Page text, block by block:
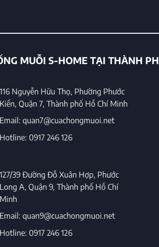
MUỖI S-HOME TẠI THÀNH
116 Nguyễn Hữu Thọ, Phường Phước
Kiển, Quận 7, Thành phố Hồ Chí Minh
Email: quan7@cuachongmuoi.net
Hotline: 0917 246 126
127/39 Đường Đỗ Xuân Hợp, Phước
Long A, Quận 9, Thành phố Hồ Chí
Minh
Email: quan9@cuachongmuoi.net
Hotline: 0917 246 126